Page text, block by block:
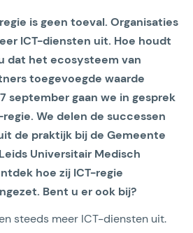
is geen toeval. Organisaties
ICT-diensten uit. Hoe houdt
dat het ecosysteem van
toegevoegde waarde
september gaan we in gesprek
We delen de successen
de praktijk bij de Gemeente
Universitair Medisch
hoe zij ICT-regie
Bent u er ook bij?
steeds meer ICT-diensten uit.